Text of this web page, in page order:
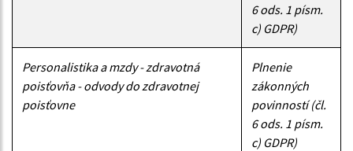
6 ods. 1 písm.
c) GDPR)
Personalistika a mzdy - zdravotná
poisťovňa - odvody do zdravotnej
poisťovne
Plnenie
zákonných
povinností (čl.
6 ods. 1 písm.
c) GDPR)